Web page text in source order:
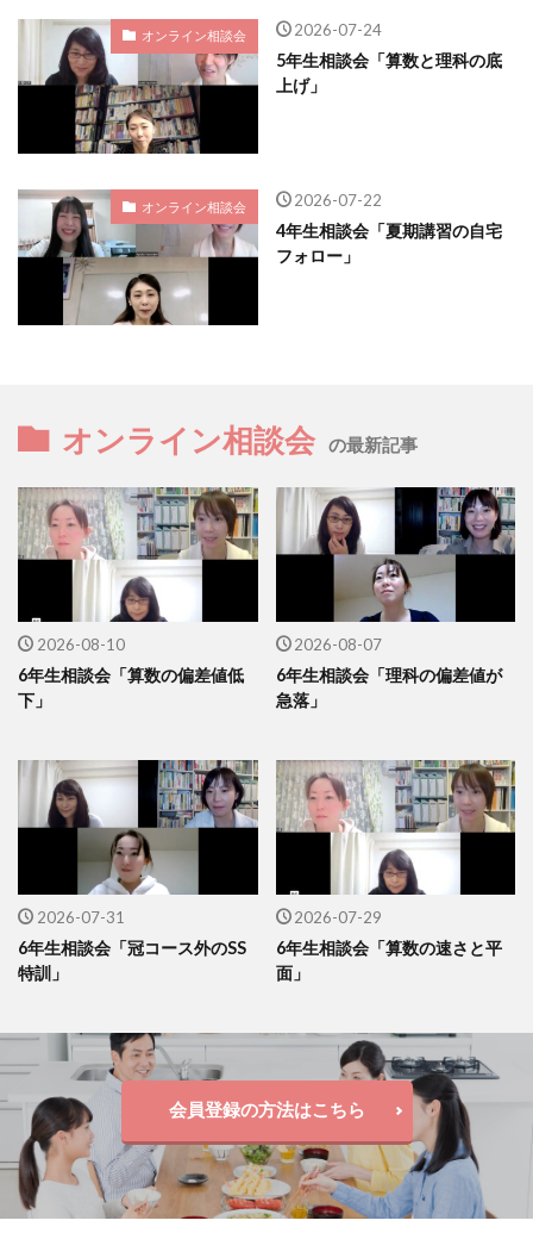
オンライン相談会 2026-07-24
5年生相談会「算数と理科の底
上げ」
オンライン相談会 2026-07-22
4年生相談会「夏期講習の自宅
フォロー」
オンライン相談会 の最新記事
2026-08-10
6年生相談会「算数の偏差値低
下」
2026-08-07
6年生相談会「理科の偏差値が
急落」
2026-07-31
6年生相談会「冠コース外のSS
特訓」
2026-07-29
6年生相談会「算数の速さと平
面」
会員登録の方法はこちら